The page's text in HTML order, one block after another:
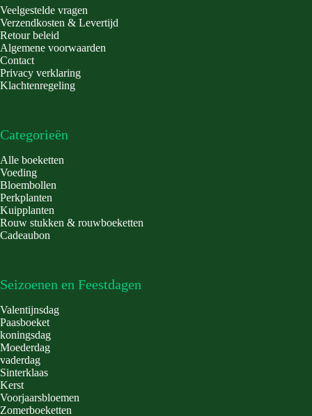
Veelgestelde vragen
Verzendkosten & Levertijd
Retour beleid
Algemene voorwaarden
Contact
Privacy verklaring
Klachtenregeling
Categorieën
Alle boeketten
Voeding
Bloembollen
Perkplanten
Kuipplanten
Rouw stukken & rouwboeketten
Cadeaubon
Seizoenen en Feestdagen
Valentijnsdag
Paasboeket
koningsdag
Moederdag
vaderdag
Sinterklaas
Kerst
Voorjaarsbloemen
Zomerboeketten